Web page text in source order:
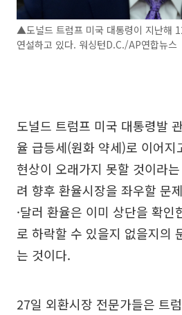
▲도널드 트럼프 미국 대통령이 지난해
연설하고 있다. 워싱턴D.C./AP연합뉴스
도널드 트럼프 미국 대통령발
율 급등세(원화 약세)로 이어
현상이 오래가지 못할 것이라
려 향후 환율시장을 좌우할 문
·달러 환율은 이미 상단을 확인
로 하락할 수 있을지 없을지의
는 것이다.
27일 외환시장 전문가들은 트